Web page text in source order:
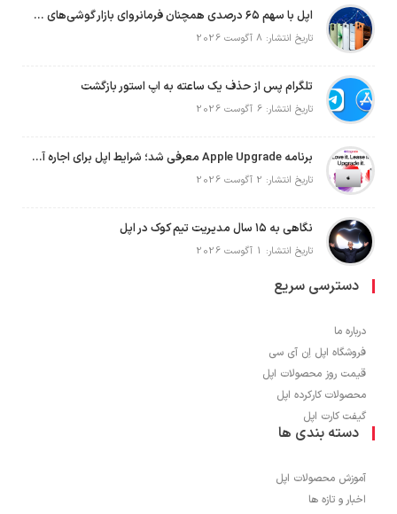
اپل با سهم ۶۵ درصدی همچنان فرمانروای بازار گوشی‌های پریمیوم جهان است
تاریخ انتشار: 8 آگوست 2026
تلگرام پس از حذف یک ساعته به اپ استور بازگشت
تاریخ انتشار: 6 آگوست 2026
برنامه Apple Upgrade معرفی شد؛ شرایط اپل برای اجاره آیفون، آیپد، مک و اپل واچ
تاریخ انتشار: 2 آگوست 2026
نگاهی به ۱۵ سال مدیریت تیم کوک در اپل
تاریخ انتشار: 1 آگوست 2026
دسترسی سریع
درباره ما
فروشگاه اپل اِن آی سی
قیمت روز محصولات اپل
محصولات کارکرده اپل
گیفت کارت اپل
دسته بندی ها
آموزش محصولات اپل
اخبار و تازه ها